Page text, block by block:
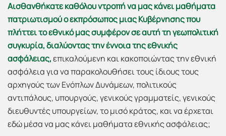
Αισθανθήκατε καθόλου ντροπή να μας κάνει μαθήματα
πατριωτισμού ο εκπρόσωπος μιας Κυβέρνησης που
πλήττει το εθνικό μας συμφέρον σε αυτή τη γεωπολιτική
συγκυρία, διαλύοντας την έννοια της εθνικής
ασφάλειας,επικαλούμενη και κακοποιώντας την εθνική
ασφάλεια για να παρακολουθήσει τους ίδιους τους
αρχηγούς των Ενόπλων Δυνάμεων, πολιτικούς
αντιπάλους, υπουργούς, γενικούς γραμματείς, γενικούς
διευθυντές υπουργείων, το μισό κράτος, και να έρχεται
εδώ μέσα να μας κάνει μαθήματα εθνικής ασφάλειας;